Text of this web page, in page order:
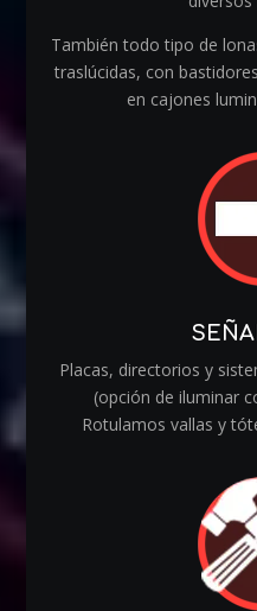
También todo tipo de
traslúcidas, con
en cajones
Placas, directorios y
(opción de iluminar
Rotulamos vallas y